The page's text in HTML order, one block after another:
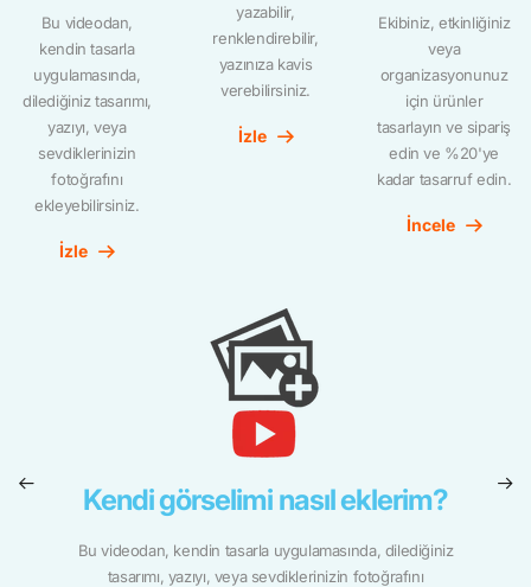
Bu videodan,
kendin tasarla
uygulamasında,
dilediğiniz tasarımı,
yazıyı, veya
sevdiklerinizin
fotoğrafını
ekleyebilirsiniz.
İzle
yazabilir,
renklendirebilir,
yazınıza kavis
verebilirsiniz.
İzle
Ekibiniz, etkinliğiniz
veya
organizasyonunuz
için ürünler
tasarlayın ve sipariş
edin ve %20'ye
kadar tasarruf edin.
İncele
Kendi görselimi nasıl eklerim?
Bu videodan, kendin tasarla uygulamasında, dilediğiniz
tasarımı, yazıyı, veya sevdiklerinizin fotoğrafını